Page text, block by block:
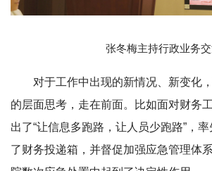
张冬梅主持行政业务
对于工作中出现的新情况、新变化
的层面思考，走在前面。比如面对财务
出了“让信息多跑路，让人员少跑路”，
了财务投递箱，并督促加强应急管理体